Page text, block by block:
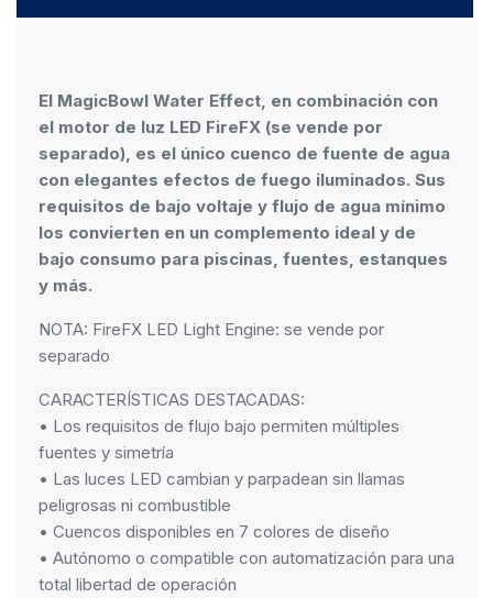
El MagicBowl Water Effect, en combinación con
el motor de luz LED FireFX (se vende por
separado), es el único cuenco de fuente de agua
con elegantes efectos de fuego iluminados. Sus
requisitos de bajo voltaje y flujo de agua mínimo
los convierten en un complemento ideal y de
bajo consumo para piscinas, fuentes, estanques
y más.
NOTA: FireFX LED Light Engine: se vende por
separado
CARACTERÍSTICAS DESTACADAS:
• Los requisitos de flujo bajo permiten múltiples
fuentes y simetría
• Las luces LED cambian y parpadean sin llamas
peligrosas ni combustible
• Cuencos disponibles en 7 colores de diseño
• Autónomo o compatible con automatización para una
total libertad de operación